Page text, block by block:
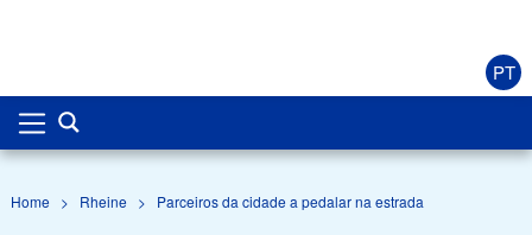
PT
Home > Rheine > Parceiros da cidade a pedalar na estrada